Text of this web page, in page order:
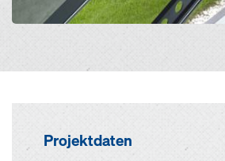
Projektdaten